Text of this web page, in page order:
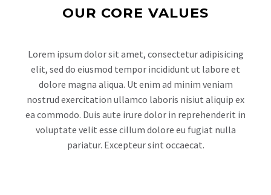
OUR CORE VALUES
Lorem ipsum dolor sit amet, consectetur adipisicing
elit, sed do eiusmod tempor incididunt ut labore et
dolore magna aliqua. Ut enim ad minim veniam
nostrud exercitation ullamco laboris nisiut aliquip ex
ea commodo. Duis aute irure dolor in reprehenderit in
voluptate velit esse cillum dolore eu fugiat nulla
pariatur. Excepteur sint occaecat.